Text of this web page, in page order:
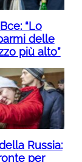
“Lo
delle
più alto”
Russia:
per